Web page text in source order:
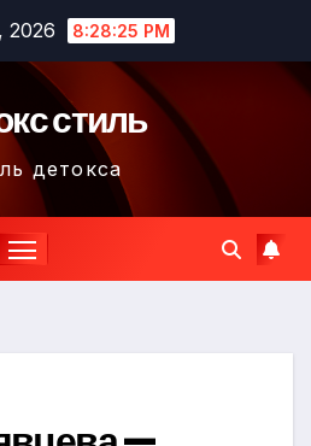
2026 8:28:26 PM
стиль
детокса